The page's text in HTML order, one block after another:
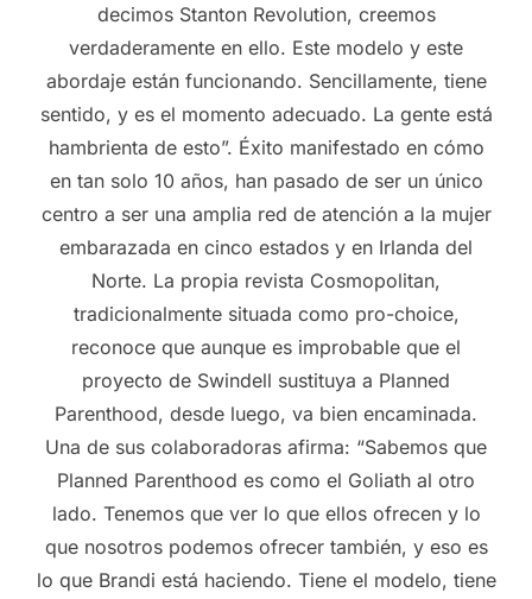
decimos Stanton Revolution, creemos
verdaderamente en ello. Este modelo y este
abordaje están funcionando. Sencillamente, tiene
sentido, y es el momento adecuado. La gente está
hambrienta de esto”. Éxito manifestado en cómo
en tan solo 10 años, han pasado de ser un único
centro a ser una amplia red de atención a la mujer
embarazada en cinco estados y en Irlanda del
Norte. La propia revista Cosmopolitan,
tradicionalmente situada como pro-choice,
reconoce que aunque es improbable que el
proyecto de Swindell sustituya a Planned
Parenthood, desde luego, va bien encaminada.
Una de sus colaboradoras afirma: “Sabemos que
Planned Parenthood es como el Goliath al otro
lado. Tenemos que ver lo que ellos ofrecen y lo
que nosotros podemos ofrecer también, y eso es
lo que Brandi está haciendo. Tiene el modelo, tiene